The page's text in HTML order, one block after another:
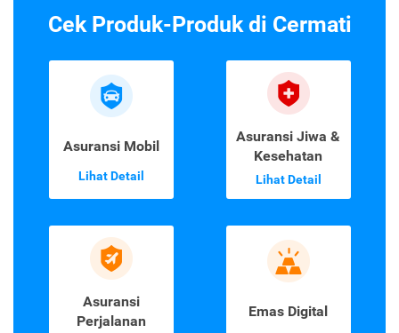
Cek Produk-Produk di Cermati
Asuransi Mobil
Lihat Detail
Asuransi Jiwa &
Kesehatan
Lihat Detail
Asuransi
Perjalanan
Emas Digital